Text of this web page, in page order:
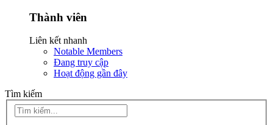
Thành viên
Liên kết nhanh
Notable Members
Đang truy cập
Hoạt động gần đây
Tìm kiếm